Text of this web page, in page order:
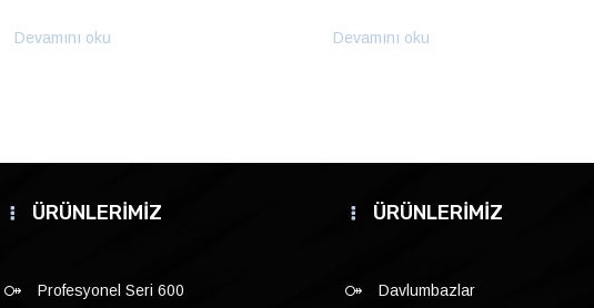
Devamını oku Devamını oku
ÜRÜNLERİMİZ
Profesyonel Seri 600
ÜRÜNLERİMİZ
Davlumbazlar